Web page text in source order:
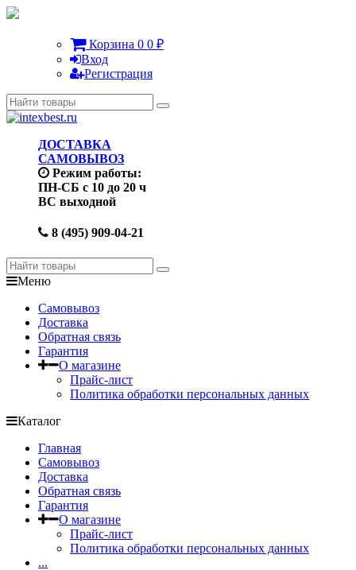
Корзина 0 0 ₽
Вход
Регистрация
ДОСТАВКА
САМОВЫВОЗ
Режим работы:
ПН-СБ с 10 до 20 ч
ВС выходной
8 (495) 909-04-21
Меню
Самовывоз
Доставка
Обратная связь
Гарантия
О магазине
Прайс-лист
Политика обработки персональных данных
Каталог
Главная
Самовывоз
Доставка
Обратная связь
Гарантия
О магазине
Прайс-лист
Политика обработки персональных данных
...